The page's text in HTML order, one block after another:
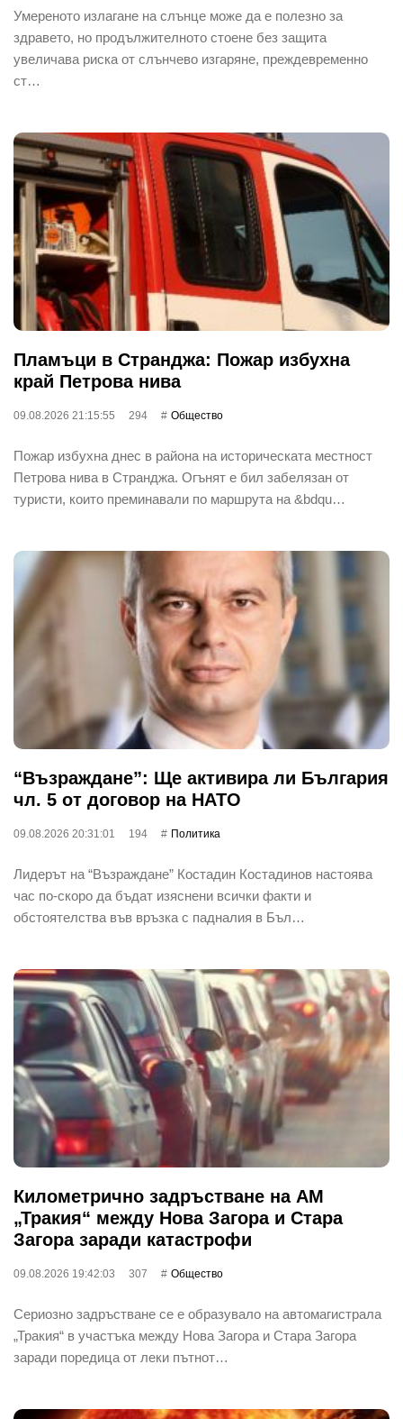
Умереното излагане на слънце може да е полезно за
здравето, но продължителното стоене без защита
увеличава риска от слънчево изгаряне, преждевременно
ст…
Пламъци в Странджа: Пожар избухна
край Петрова нива
09.08.2026 21:15:55 294 Общество
Пожар избухна днес в района на историческата местност
Петрова нива в Странджа. Огънят е бил забелязан от
туристи, които преминавали по маршрута на &bdqu…
“Възраждане”: Ще активира ли България
чл. 5 от договор на НАТО
09.08.2026 20:31:01 194 Политика
Лидерът на “Възраждане” Костадин Костадинов настоява
час по-скоро да бъдат изяснени всички факти и
обстоятелства във връзка с падналия в Бъл…
Километрично задръстване на АМ
„Тракия“ между Нова Загора и Стара
Загора заради катастрофи
09.08.2026 19:42:03 307 Общество
Сериозно задръстване се е образувало на автомагистрала
„Тракия“ в участъка между Нова Загора и Стара Загора
заради поредица от леки пътнот…